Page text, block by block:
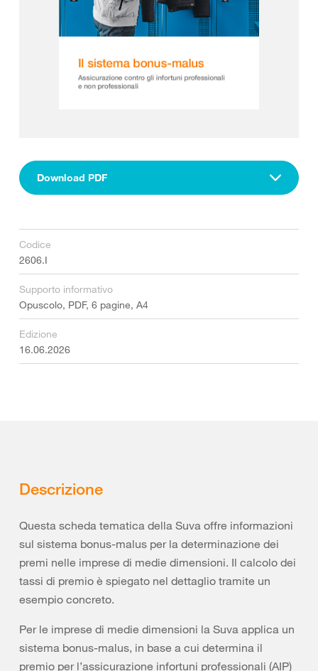
Download PDF
Codice
2606.I
Supporto informativo
Opuscolo, PDF, 6 pagine, A4
Edizione
16.06.2026
Descrizione
Questa scheda tematica della Suva offre informazioni
sul sistema bonus-malus per la determinazione dei
premi nelle imprese di medie dimensioni. Il calcolo dei
tassi di premio è spiegato nel dettaglio tramite un
esempio concreto.
Per le imprese di medie dimensioni la Suva applica un
sistema bonus-malus, in base a cui determina il
premio per l’assicurazione infortuni professionali (AIP)